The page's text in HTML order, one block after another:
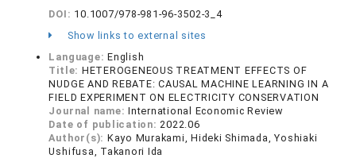
DOI: 10.1007/978-981-96-3502-3_4
Show links to external sites
Language:English
Title: HETEROGENEOUS TREATMENT EFFECTS OF
NUDGE AND REBATE: CAUSAL MACHINE LEARNING IN A
FIELD EXPERIMENT ON ELECTRICITY CONSERVATION
Journal name:International Economic Review
Date of publication:2022.06
Author(s): Kayo Murakami, Hideki Shimada, Yoshiaki
Ushifusa, Takanori Ida